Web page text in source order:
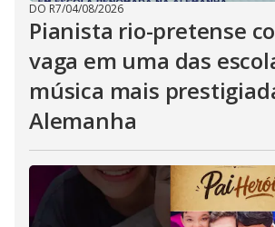
DO R7/04/08/2026
Pianista rio-pretense
vaga em uma das
música mais
Alemanha